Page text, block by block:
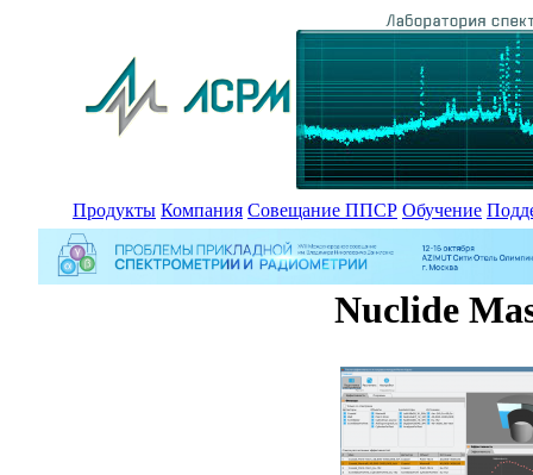
Продукты Компания Совещание ППСР Обучение
Nuclide